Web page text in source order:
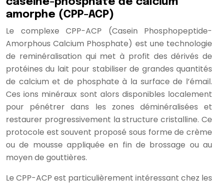
amorphe (CPP-ACP)
Le complexe CPP-ACP (Casein Phosphopeptide-
Amorphous Calcium Phosphate) est une technologie
de reminéralisation qui met à profit des dérivés de
protéines du lait pour stabiliser de grandes quantités
de calcium et de phosphate à la surface de l’émail.
Ces ions minéraux sont alors disponibles localement
pour pénétrer dans les zones déminéralisées et
restaurer progressivement la structure cristalline. Ce
protocole est souvent proposé sous forme de crème
ou de mousse appliquée en fin de brossage ou au
moyen de gouttières.
Le CPP-ACP est particulièrement intéressant chez les